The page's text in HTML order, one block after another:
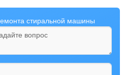
стиральной машины